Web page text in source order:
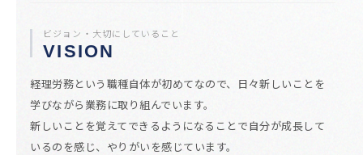
ビジョン・大切にしていること
VISION
経理労務という職種自体が初めてなので、日々新しいことを
学びながら業務に取り組んでいます。
新しいことを覚えてできるようになることで自分が成長して
いるのを感じ、やりがいを感じています。